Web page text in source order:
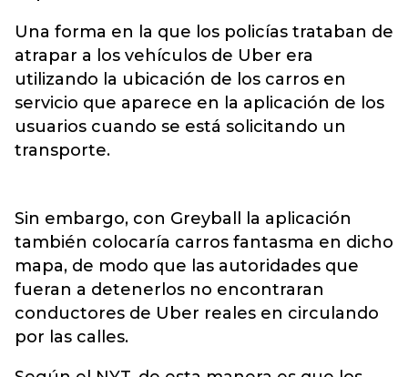
Una forma en la que los policías trataban de
atrapar a los vehículos de Uber era
utilizando la ubicación de los carros en
servicio que aparece en la aplicación de los
usuarios cuando se está solicitando un
transporte.
Sin embargo, con Greyball la aplicación
también colocaría carros fantasma en dicho
mapa, de modo que las autoridades que
fueran a detenerlos no encontraran
conductores de Uber reales en circulando
por las calles.